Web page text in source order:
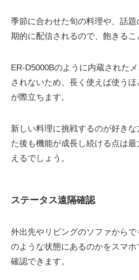
季節に合わせた旬の料理や、話
期的に配信されるので、飽きるこ
ER-D5000Bのように内蔵された
されないため、長く使えば使う
が際立ちます。
新しい料理に挑戦するのが好き
た後も機能が成長し続ける点は
えるでしょう。
ステータス遠隔確認
外出先やリビングのソファから
のような状態にあるのかをスマ
確認できます。